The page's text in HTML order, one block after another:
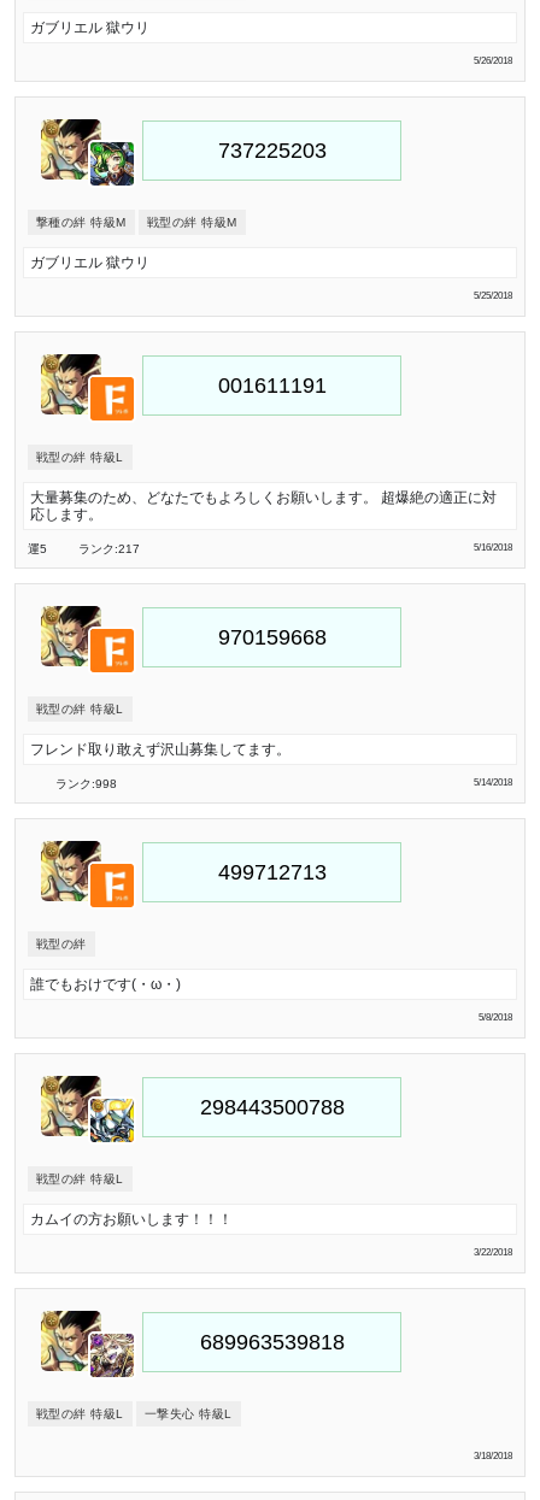
ガブリエル 獄ウリ
5/26/2018
撃種の絆 特級M 戦型の絆 特級M
ガブリエル 獄ウリ
5/25/2018
戦型の絆 特級L
大量募集のため、どなたでもよろしくお願いします。 超爆絶の適正に対
応します。
運5 ランク:217 5/16/2018
戦型の絆 特級L
フレンド取り敢えず沢山募集してます。
ランク:998 5/14/2018
戦型の絆
誰でもおけです(・ω・)
5/8/2018
戦型の絆 特級L
カムイの方お願いします！！！
3/22/2018
戦型の絆 特級L 一撃失心 特級L
3/18/2018